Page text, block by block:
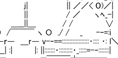
< O)／|
ヽﾍ_-|
＿ / / ∨
ヽ Ｏ ./ / _ -‐=:i
・:::: ・: l＼:|
・:::::::::・_:::::=-